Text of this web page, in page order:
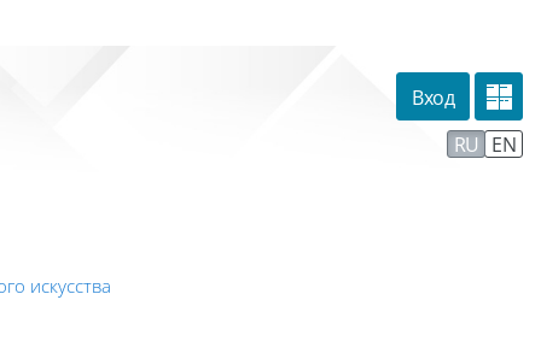
Вход
RU EN
искусства